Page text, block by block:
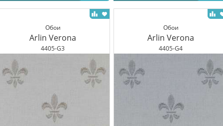
Обои
Arlin Verona
4405-G3
Обои
Arlin Verona
4405-G4